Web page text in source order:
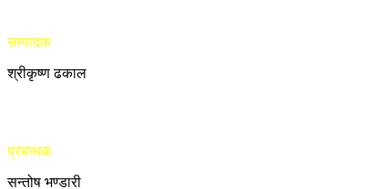
सम्पादक
श्रीकृष्ण ढकाल
प्रबन्धक
सन्तोष भण्डारी